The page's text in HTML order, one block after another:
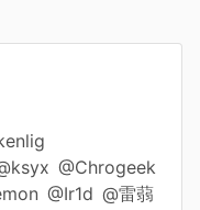
@Chrogeek
@Ir1d @雷蒻